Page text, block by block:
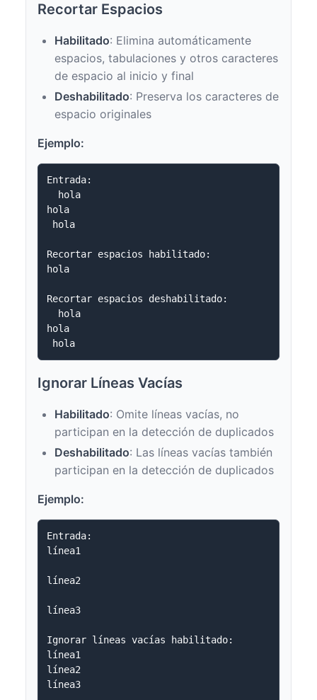
Recortar Espacios
Habilitado: Elimina automáticamente
espacios, tabulaciones y otros caracteres
de espacio al inicio y final
Deshabilitado: Preserva los caracteres de
espacio originales
Ejemplo:
Entrada:
  hola
hola
hola
Recortar espacios habilitado:
hola
Recortar espacios deshabilitado:
  hola
hola
Ignorar Líneas Vacías
Habilitado: Omite líneas vacías, no
participan en la detección de duplicados
Deshabilitado: Las líneas vacías también
participan en la detección de duplicados
Ejemplo:
Entrada:
línea1
línea2
línea3
Ignorar líneas vacías habilitado:
línea1
línea2
línea3